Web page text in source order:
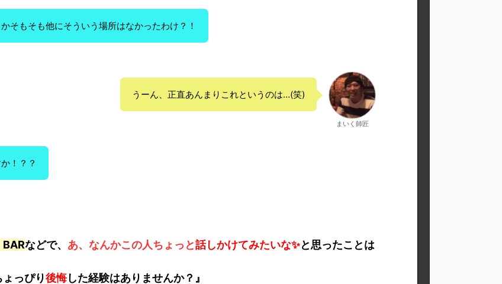
そもそも他にそういう場所はなかったわけ？！
うーん、正直あんまりこれというのは…(笑)
まいく師匠
！？？
BARなどで、 あ、なんかこの人ちょっと話しかけてみたいな✨と思ったことは
っぴり後悔した経験はありませんか？』